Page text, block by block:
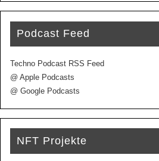
Podcast Feed
Techno Podcast RSS Feed
@ Apple Podcasts
@ Google Podcasts
NFT Projekte